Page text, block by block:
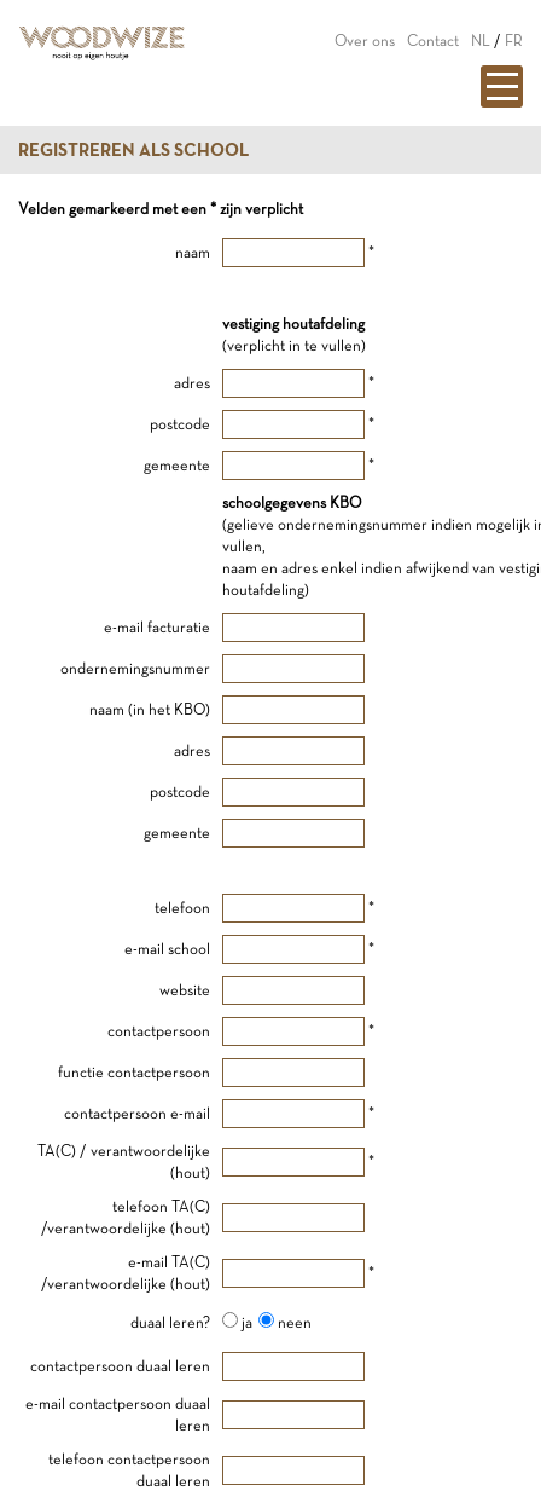
Over ons Contact NL / FR
REGISTREREN ALS SCHOOL
Velden gemarkeerd met een * zijn verplicht
naam *
vestiging houtafdeling
(verplicht in te vullen)
adres *
postcode *
gemeente *
schoolgegevens KBO
(gelieve ondernemingsnummer indien mogelijk
vullen,
naam en adres enkel indien afwijkend van
houtafdeling)
e-mail facturatie
ondernemingsnummer
naam (in het KBO)
adres
postcode
gemeente
telefoon *
e-mail school *
website
contactpersoon *
functie contactpersoon
contactpersoon e-mail *
TA(C) / verantwoordelijke
(hout)
*
telefoon TA(C)
/verantwoordelijke (hout)
e-mail TA(C)
/verantwoordelijke (hout)
*
duaal leren? ja neen
contactpersoon duaal leren
e-mail contactpersoon duaal
leren
telefoon contactpersoon
duaal leren